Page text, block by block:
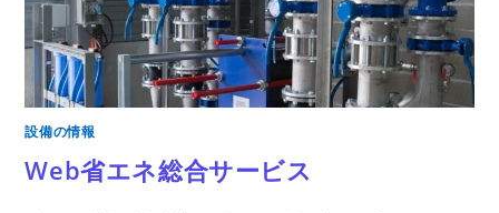
設備の情報
Web省エネ総合サービス